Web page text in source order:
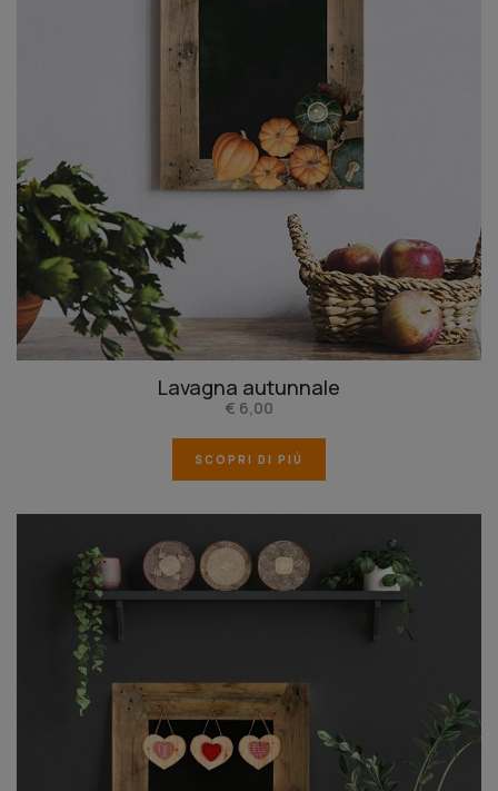
Lavagna autunnale
€ 6,00
SCOPRI DI PIÙ